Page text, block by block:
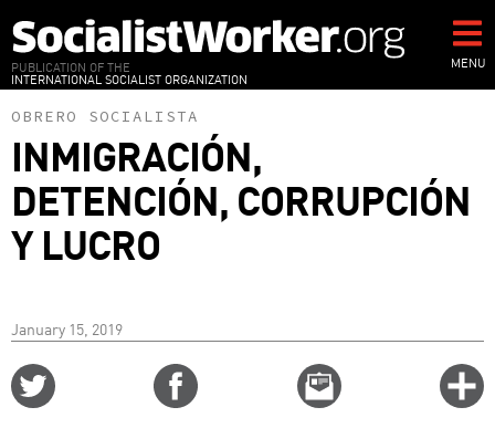
to
main
content
PUBLICATION OF THE
INTERNATIONAL SOCIALIST ORGANIZATION
MENU
OBRERO SOCIALISTA
INMIGRACIÓN,
DETENCIÓN, CORRUPCIÓN
Y LUCRO
January 15, 2019
Email
this